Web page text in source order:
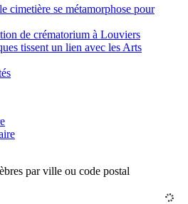
cimetière se métamorphose pour
de crématorium à Louviers
tissent un lien avec les Arts
par ville ou code postal